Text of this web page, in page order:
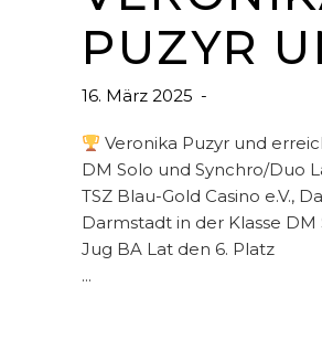
PUZYR
16. März 2025
Veronika Puzyr und
DM Solo und Synchro/Duo
TSZ Blau-Gold Casino e.V.,
Darmstadt in der Klasse DM
Jug BA Lat den 6. Platz